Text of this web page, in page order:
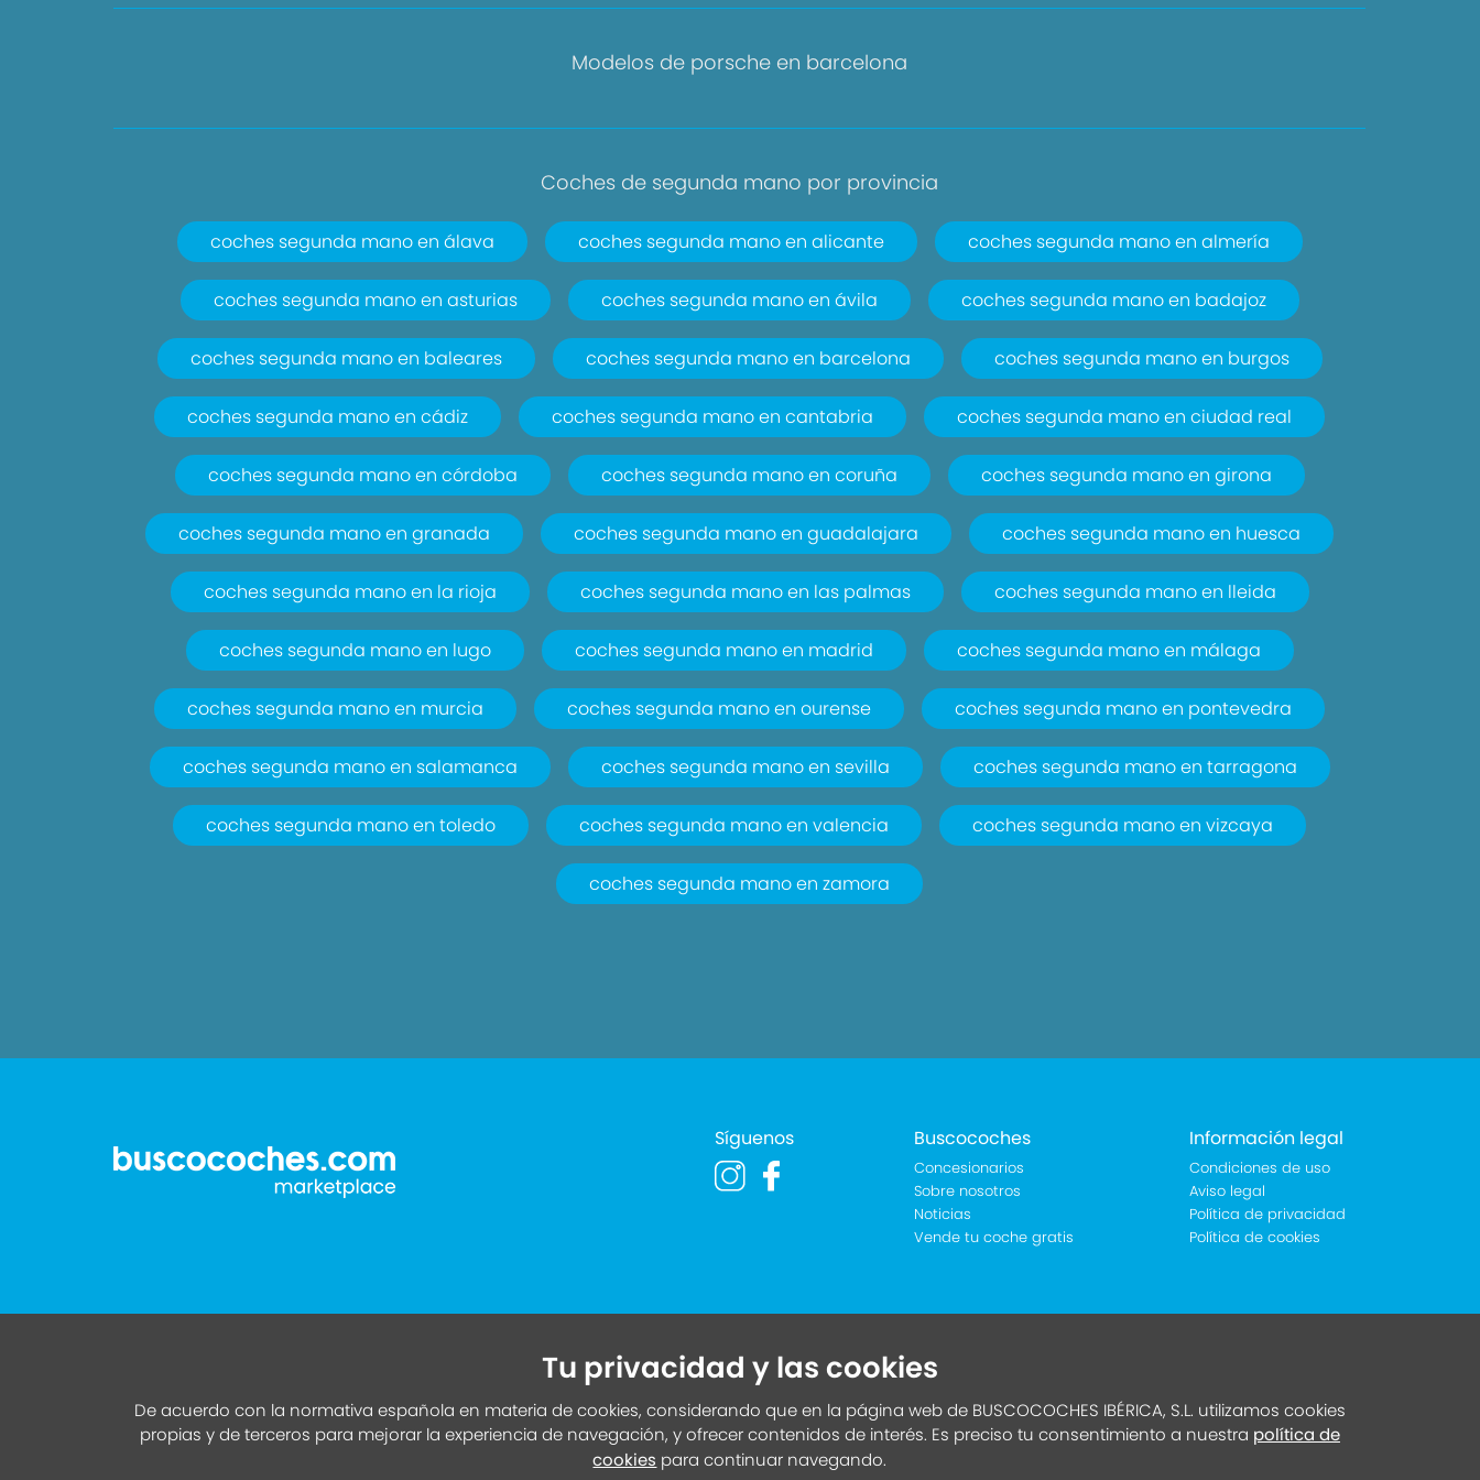
Modelos de porsche en barcelona
Coches de segunda mano por provincia
coches segunda mano en álava coches segunda mano en alicante coches segunda mano en almería
coches segunda mano en asturias coches segunda mano en ávila coches segunda mano en badajoz
coches segunda mano en baleares coches segunda mano en barcelona coches segunda mano en burgos
coches segunda mano en cádiz coches segunda mano en cantabria coches segunda mano en ciudad real
coches segunda mano en córdoba coches segunda mano en coruña coches segunda mano en girona
coches segunda mano en granada coches segunda mano en guadalajara coches segunda mano en huesca
coches segunda mano en la rioja coches segunda mano en las palmas coches segunda mano en lleida
coches segunda mano en lugo coches segunda mano en madrid coches segunda mano en málaga
coches segunda mano en murcia coches segunda mano en ourense coches segunda mano en pontevedra
coches segunda mano en salamanca coches segunda mano en sevilla coches segunda mano en tarragona
coches segunda mano en toledo coches segunda mano en valencia coches segunda mano en vizcaya
coches segunda mano en zamora
Síguenos Buscocoches
Concesionarios
Sobre nosotros
Noticias
Vende tu coche gratis
Información legal
Condiciones de uso
Aviso legal
Política de privacidad
Política de cookies
Tu privacidad y las cookies
De acuerdo con la normativa española en materia de cookies, considerando que en la página web de BUSCOCOCHES IBÉRICA, S.L. utilizamos cookies
propias y de terceros para mejorar la experiencia de navegación, y ofrecer contenidos de interés. Es preciso tu consentimiento a nuestra política de
cookies para continuar navegando.